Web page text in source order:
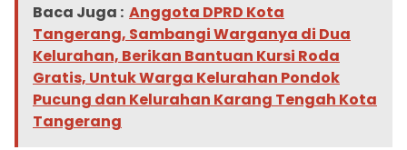
Baca Juga : Anggota DPRD Kota
Tangerang, Sambangi Warganya di Dua
Kelurahan, Berikan Bantuan Kursi Roda
Gratis, Untuk Warga Kelurahan Pondok
Pucung dan Kelurahan Karang Tengah Kota
Tangerang